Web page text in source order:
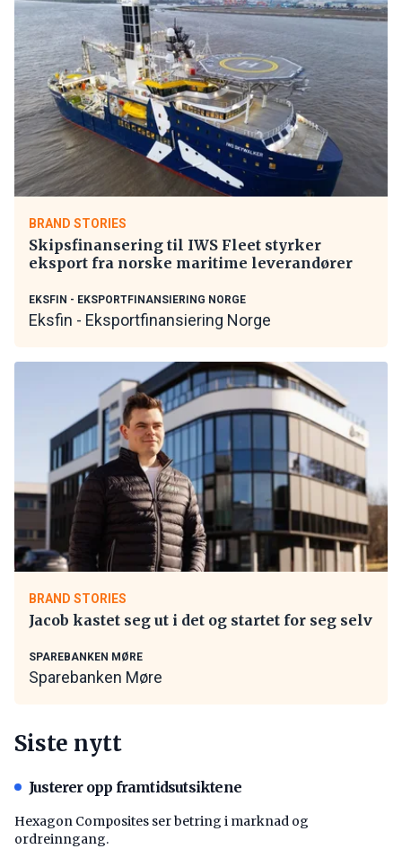
BRAND STORIES
Skipsfinansering til IWS Fleet styrker
eksport fra norske maritime leverandører
EKSFIN - EKSPORTFINANSIERING NORGE
Eksfin - Eksportfinansiering Norge
BRAND STORIES
Jacob kastet seg ut i det og startet for seg selv
SPAREBANKEN MØRE
Sparebanken Møre
Siste nytt
Justerer opp framtidsutsiktene
Hexagon Composites ser betring i marknad og
ordreinngang.